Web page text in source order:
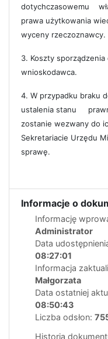
dotychczasowemu
prawa użytkowania
wyceny rzeczoznawcy.
3. Koszty
wnioskodawca.
4. W przypadku braku
ustalenia stanu
zostanie wezwany do
Sekretariacie Urzędu
sprawę.
Informacje o
Informację
Administrator
Data
08:27:01
Informacja
Małgorzata
Data ostatniej
08:50:43
Liczba odsłon:
Historia